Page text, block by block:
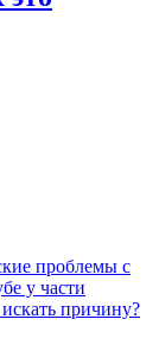
проблемы с
у части
причину?